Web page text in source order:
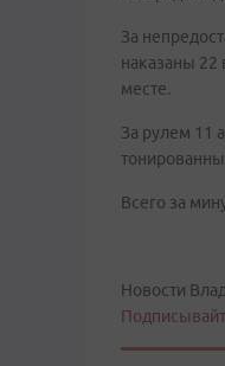
За
наказаны 22
месте.
За рулем 11
Всего за
Новости